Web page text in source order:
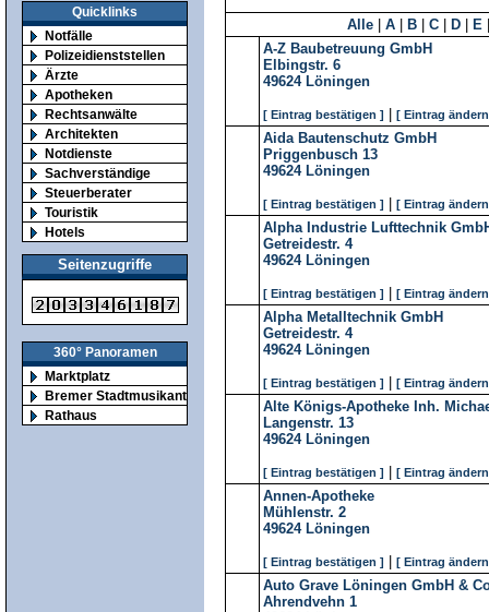
Quicklinks
Notfälle
Polizeidienststellen
Ärzte
Apotheken
Rechtsanwälte
Architekten
Notdienste
Sachverständige
Steuerberater
Touristik
Hotels
Seitenzugriffe
360° Panoramen
Marktplatz
Bremer Stadtmusikanten
Rathaus
Alle A B C D E
A-Z Baubetreuung GmbH
Elbingstr. 6
49624 Löningen
[ Eintrag bestätigen ] [ Eintrag
Aida Bautenschutz GmbH
Priggenbusch 13
49624 Löningen
[ Eintrag bestätigen ] [ Eintrag
Alpha Industrie Lufttechnik
Getreidestr. 4
49624 Löningen
[ Eintrag bestätigen ] [ Eintrag
Alpha Metalltechnik GmbH
Getreidestr. 4
49624 Löningen
[ Eintrag bestätigen ] [ Eintrag
Alte Königs-Apotheke Inh.
Langenstr. 13
49624 Löningen
[ Eintrag bestätigen ] [ Eintrag
Annen-Apotheke
Mühlenstr. 2
49624 Löningen
[ Eintrag bestätigen ] [ Eintrag
Auto Grave Löningen GmbH &
Ahrendvehn 1